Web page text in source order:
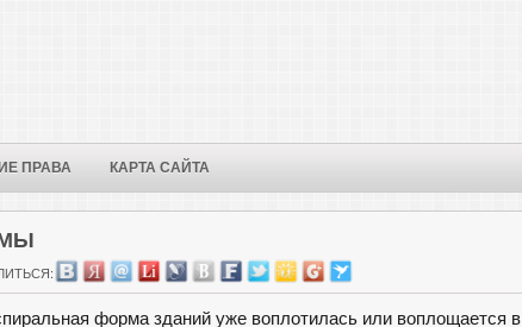
ПРАВА КАРТА САЙТА
форма зданий уже воплотилась или воплощается в